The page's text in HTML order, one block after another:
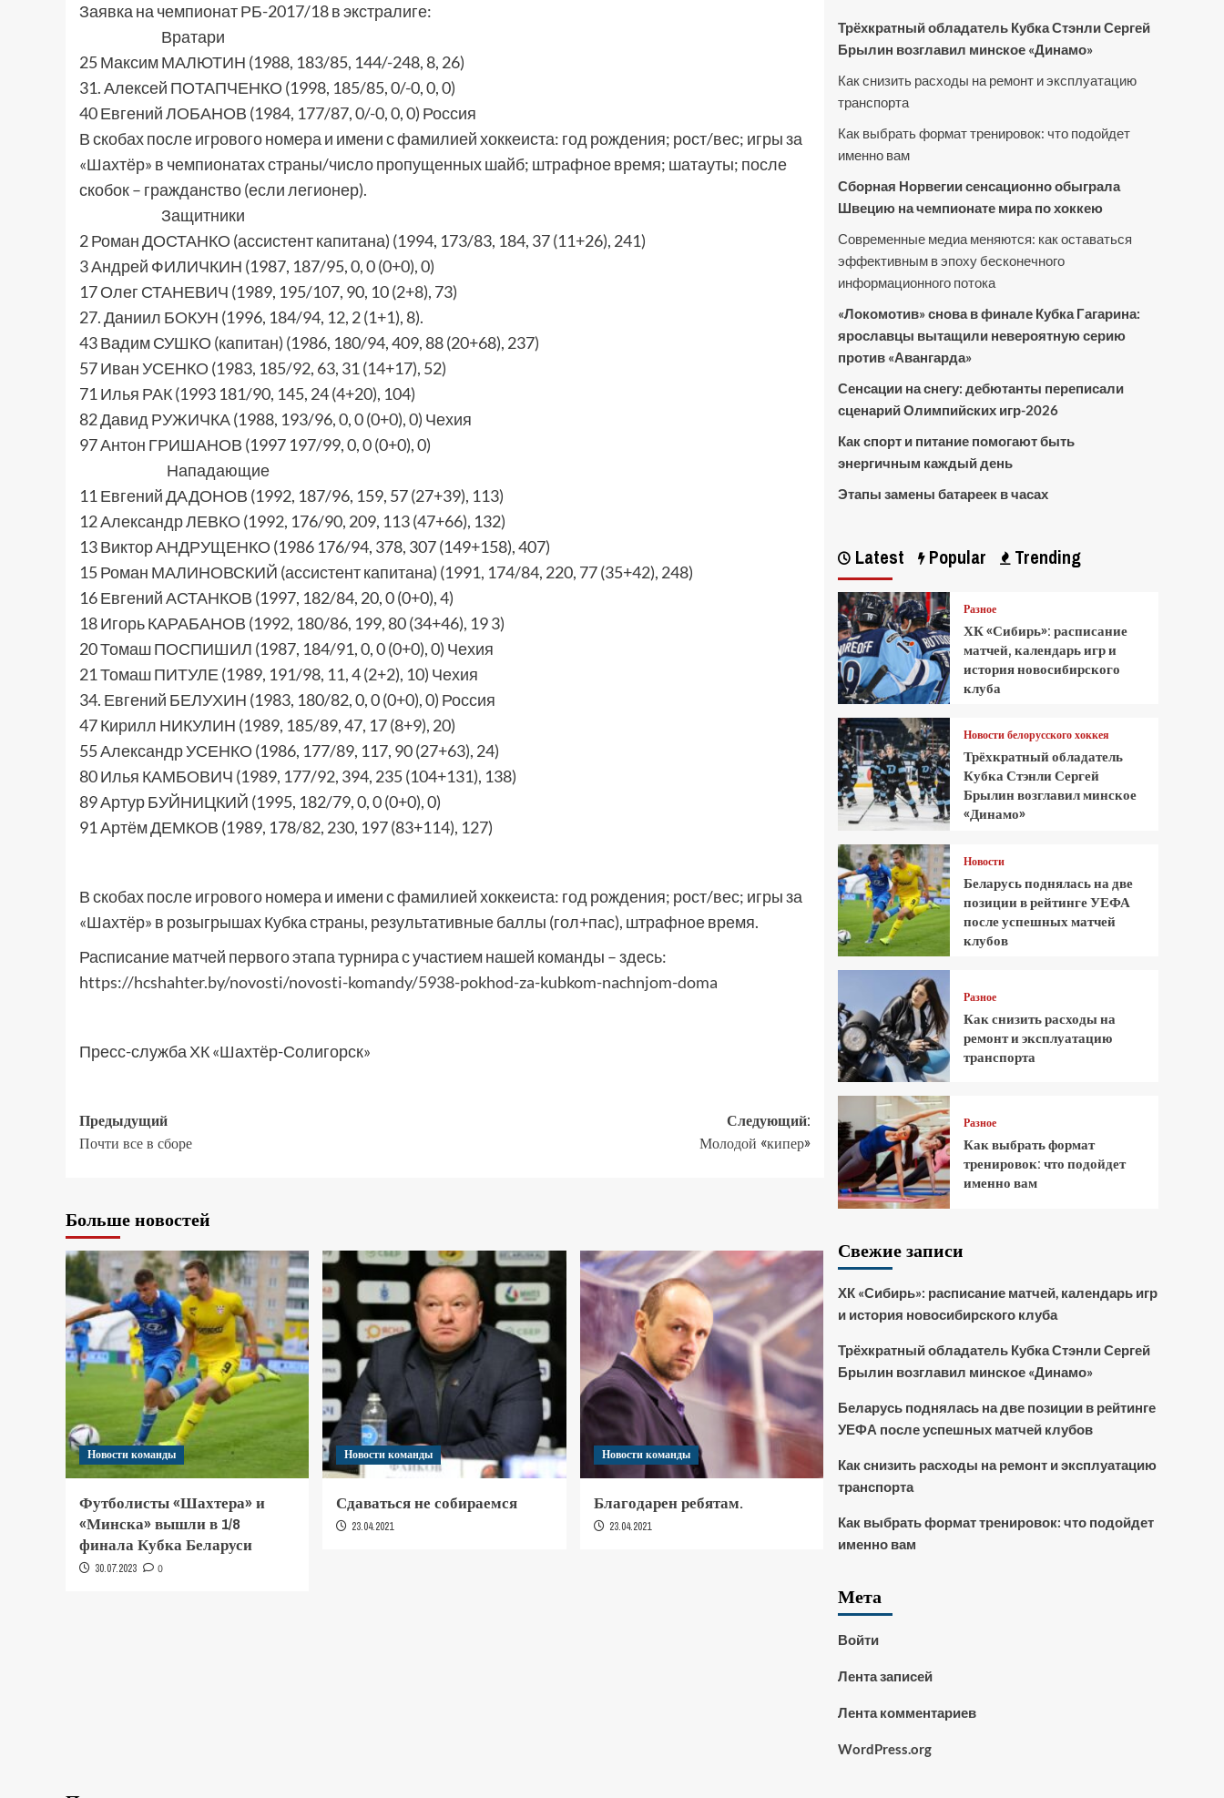
Заявка на чемпионат РБ-2017/18 в экстралиге:
Вратари
25 Максим МАЛЮТИН (1988, 183/85, 144/-248, 8, 26)
31. Алексей ПОТАПЧЕНКО (1998, 185/85, 0/-0, 0, 0)
40 Евгений ЛОБАНОВ (1984, 177/87, 0/-0, 0, 0) Россия
В скобах после игрового номера и имени с фамилией хоккеиста: год рождения; рост/вес; игры за
«Шахтёр» в чемпионатах страны/число пропущенных шайб; штрафное время; шатауты; после
скобок – гражданство (если легионер).
Защитники
2 Роман ДОСТАНКО (ассистент капитана) (1994, 173/83, 184, 37 (11+26), 241)
3 Андрей ФИЛИЧКИН (1987, 187/95, 0, 0 (0+0), 0)
17 Олег СТАНЕВИЧ (1989, 195/107, 90, 10 (2+8), 73)
27. Даниил БОКУН (1996, 184/94, 12, 2 (1+1), 8).
43 Вадим СУШКО (капитан) (1986, 180/94, 409, 88 (20+68), 237)
57 Иван УСЕНКО (1983, 185/92, 63, 31 (14+17), 52)
71 Илья РАК (1993 181/90, 145, 24 (4+20), 104)
82 Давид РУЖИЧКА (1988, 193/96, 0, 0 (0+0), 0) Чехия
97 Антон ГРИШАНОВ (1997 197/99, 0, 0 (0+0), 0)
Нападающие
11 Евгений ДАДОНОВ (1992, 187/96, 159, 57 (27+39), 113)
12 Александр ЛЕВКО (1992, 176/90, 209, 113 (47+66), 132)
13 Виктор АНДРУЩЕНКО (1986 176/94, 378, 307 (149+158), 407)
15 Роман МАЛИНОВСКИЙ (ассистент капитана) (1991, 174/84, 220, 77 (35+42), 248)
16 Евгений АСТАНКОВ (1997, 182/84, 20, 0 (0+0), 4)
18 Игорь КАРАБАНОВ (1992, 180/86, 199, 80 (34+46), 19 3)
20 Томаш ПОСПИШИЛ (1987, 184/91, 0, 0 (0+0), 0) Чехия
21 Томаш ПИТУЛЕ (1989, 191/98, 11, 4 (2+2), 10) Чехия
34. Евгений БЕЛУХИН (1983, 180/82, 0, 0 (0+0), 0) Россия
47 Кирилл НИКУЛИН (1989, 185/89, 47, 17 (8+9), 20)
55 Александр УСЕНКО (1986, 177/89, 117, 90 (27+63), 24)
80 Илья КАМБОВИЧ (1989, 177/92, 394, 235 (104+131), 138)
89 Артур БУЙНИЦКИЙ (1995, 182/79, 0, 0 (0+0), 0)
91 Артём ДЕМКОВ (1989, 178/82, 230, 197 (83+114), 127)
В скобах после игрового номера и имени с фамилией хоккеиста: год рождения; рост/вес; игры за
«Шахтёр» в розыгрышах Кубка страны, результативные баллы (гол+пас), штрафное время.
Расписание матчей первого этапа турнира с участием нашей команды – здесь:
https://hcshahter.by/novosti/novosti-komandy/5938-pokhod-za-kubkom-nachnjom-doma
Пресс-служба ХК «Шахтёр-Солигорск»
Предыдущий
Почти все в сборе
Следующий:
Молодой «кипер»
Больше новостей
Новости команды
Футболисты «Шахтера» и
«Минска» вышли в 1/8
финала Кубка Беларуси
30.07.2023 0
Новости команды
Сдаваться не собираемся
23.04.2021
Новости команды
Благодарен ребятам.
23.04.2021
Трёхкратный обладатель Кубка Стэнли Сергей
Брылин возглавил минское «Динамо»
Как снизить расходы на ремонт и эксплуатацию
транспорта
Как выбрать формат тренировок: что подойдет
именно вам
Сборная Норвегии сенсационно обыграла
Швецию на чемпионате мира по хоккею
Современные медиа меняются: как оставаться
эффективным в эпоху бесконечного
информационного потока
«Локомотив» снова в финале Кубка Гагарина:
ярославцы вытащили невероятную серию
против «Авангарда»
Сенсации на снегу: дебютанты переписали
сценарий Олимпийских игр-2026
Как спорт и питание помогают быть
энергичным каждый день
Этапы замены батареек в часах
Latest Popular Trending
Разное
ХК «Сибирь»: расписание
матчей, календарь игр и
история новосибирского
клуба
Новости белорусского хоккея
Трёхкратный обладатель
Кубка Стэнли Сергей
Брылин возглавил минское
«Динамо»
Новости
Беларусь поднялась на две
позиции в рейтинге УЕФА
после успешных матчей
клубов
Разное
Как снизить расходы на
ремонт и эксплуатацию
транспорта
Разное
Как выбрать формат
тренировок: что подойдет
именно вам
Свежие записи
ХК «Сибирь»: расписание матчей, календарь игр
и история новосибирского клуба
Трёхкратный обладатель Кубка Стэнли Сергей
Брылин возглавил минское «Динамо»
Беларусь поднялась на две позиции в рейтинге
УЕФА после успешных матчей клубов
Как снизить расходы на ремонт и эксплуатацию
транспорта
Как выбрать формат тренировок: что подойдет
именно вам
Мета
Войти
Лента записей
Лента комментариев
WordPress.org